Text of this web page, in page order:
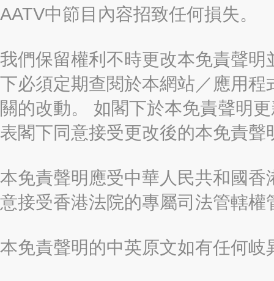
AATV中節目內容招致任何損失。
我們保留權利不時更改本免責聲
下必須定期查閱於本網站／應用
關的改動。 如閣下於本免責聲明
表閣下同意接受更改後的本免責聲
本免責聲明應受中華人民共和國
意接受香港法院的專屬司法管轄權
本免責聲明的中英原文如有任何